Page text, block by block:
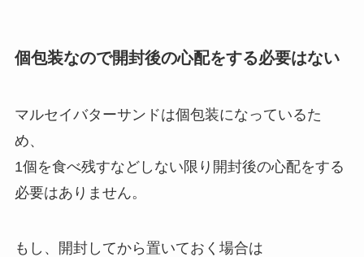
個包装なので開封後の心配をする必要はない
マルセイバターサンドは個包装になっているた
め、
1個を食べ残すなどしない限り開封後の心配をする
必要はありません。
もし、開封してから置いておく場合は